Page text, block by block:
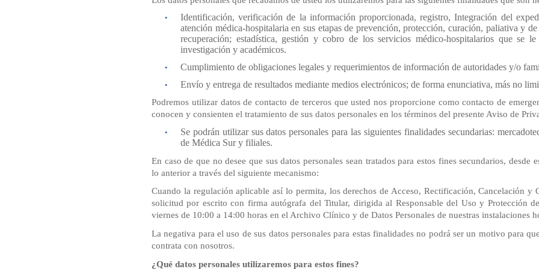
Identificación, verificación de la información proporcionada, registro, Integración del
atención médica-hospitalaria en sus etapas de prevención, protección, curación, paliativa y
recuperación; estadística, gestión y cobro de los servicios médico-hospitalarios que se
investigación y académicos.
Cumplimiento de obligaciones legales y requerimientos de información de autoridades y/o
Envío y entrega de resultados mediante medios electrónicos; de forma enunciativa, más no
Podremos utilizar datos de contacto de terceros que usted nos proporcione como contacto de
conocen y consienten el tratamiento de sus datos personales en los términos del presente Aviso de
Se podrán utilizar sus datos personales para las siguientes finalidades secundarias:
de Médica Sur y filiales.
En caso de que no desee que sus datos personales sean tratados para estos fines secundarios, desde
lo anterior a través del siguiente mecanismo:
Cuando la regulación aplicable así lo permita, los derechos de Acceso, Rectificación, Cancelación y
solicitud por escrito con firma autógrafa del Titular, dirigida al Responsable del Uso y Protección
viernes de 10:00 a 14:00 horas en el Archivo Clínico y de Datos Personales de nuestras instalaciones
La negativa para el uso de sus datos personales para estas finalidades no podrá ser un motivo para
contrata con nosotros.
¿Qué datos personales utilizaremos para estos fines?